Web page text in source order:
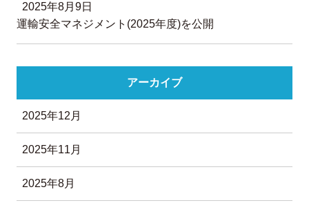
2025年8月9日
運輸安全マネジメント(2025年度)を公開
アーカイブ
2025年12月
2025年11月
2025年8月